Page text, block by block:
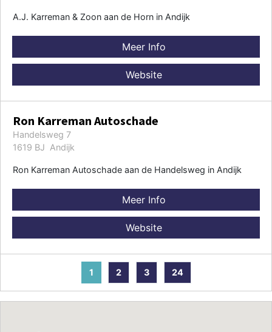
A.J. Karreman & Zoon aan de Horn in Andijk
Meer Info
Website
Ron Karreman Autoschade
Handelsweg 7
1619 BJ Andijk
Ron Karreman Autoschade aan de Handelsweg in Andijk
Meer Info
Website
1 2 3 24